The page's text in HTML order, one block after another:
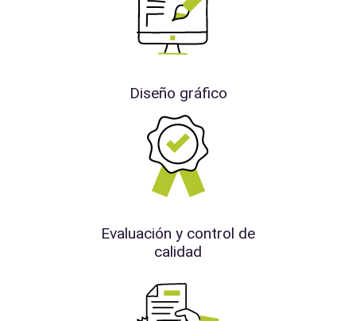
Diseño gráfico
Evaluación y control de
calidad